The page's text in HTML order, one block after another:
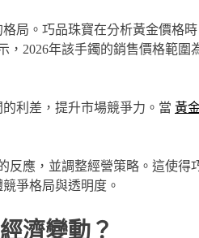
局。巧品珠寶在分析黃金價格
2026年該手鐲的銷售價格範圍
利差，提升市場競爭力。當 黃
反應，並調整經營策略。這使得
爭格局與透明度。
濟變動？